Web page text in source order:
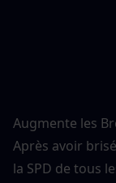
Augmente les
Après avoir
la SPD de tous